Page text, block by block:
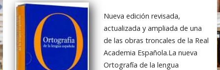
n
i
d
o
Nueva edición revisada,
actualizada y ampliada de una
de las obras troncales de la Real
Academia Española.La nueva
Ortografía de la lengua